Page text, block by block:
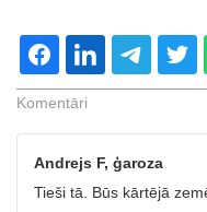
Komentāri
Andrejs F, ģaroza
Tieši tā. Būs kārtējā